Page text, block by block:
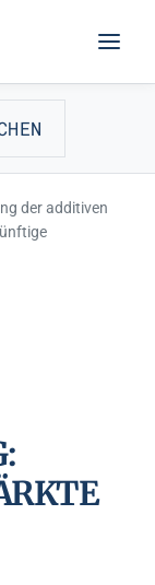
der additiven